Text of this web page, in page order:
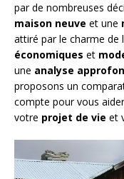
par de nombreuses
maison neuve et une
attiré par le charme de
économiques et
une analyse
proposons un
compte pour vous
votre projet de vie et